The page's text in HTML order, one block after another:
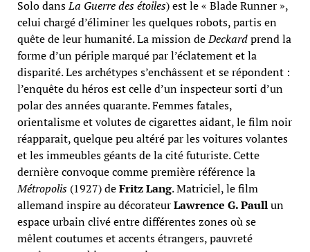
Solo dansLa Guerre des étoiles) est le « Blade Runner »,
celui chargé d’éliminer les quelques robots, partis en
quête de leur humanité. La mission deDeckardprend la
forme d’un périple marqué par l’éclatement et la
disparité. Les archétypes s’enchâssent et se répondent :
l’enquête du héros est celle d’un inspecteur sorti d’un
polar des années quarante. Femmes fatales,
orientalisme et volutes de cigarettes aidant, le film noir
réapparait, quelque peu altéré par les voitures volantes
et les immeubles géants de la cité futuriste. Cette
dernière convoque comme première référence la
Métropolis (1927) deFritz Lang. Matriciel, le film
allemand inspire au décorateurLawrence G. Paullun
espace urbain clivé entre différentes zones où se
mêlent coutumes et accents étrangers, pauvreté